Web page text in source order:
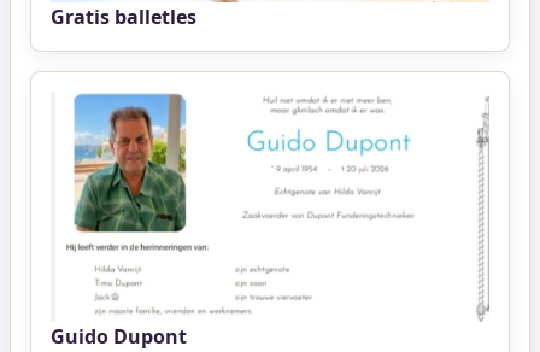
Gratis balletles
Guido Dupont